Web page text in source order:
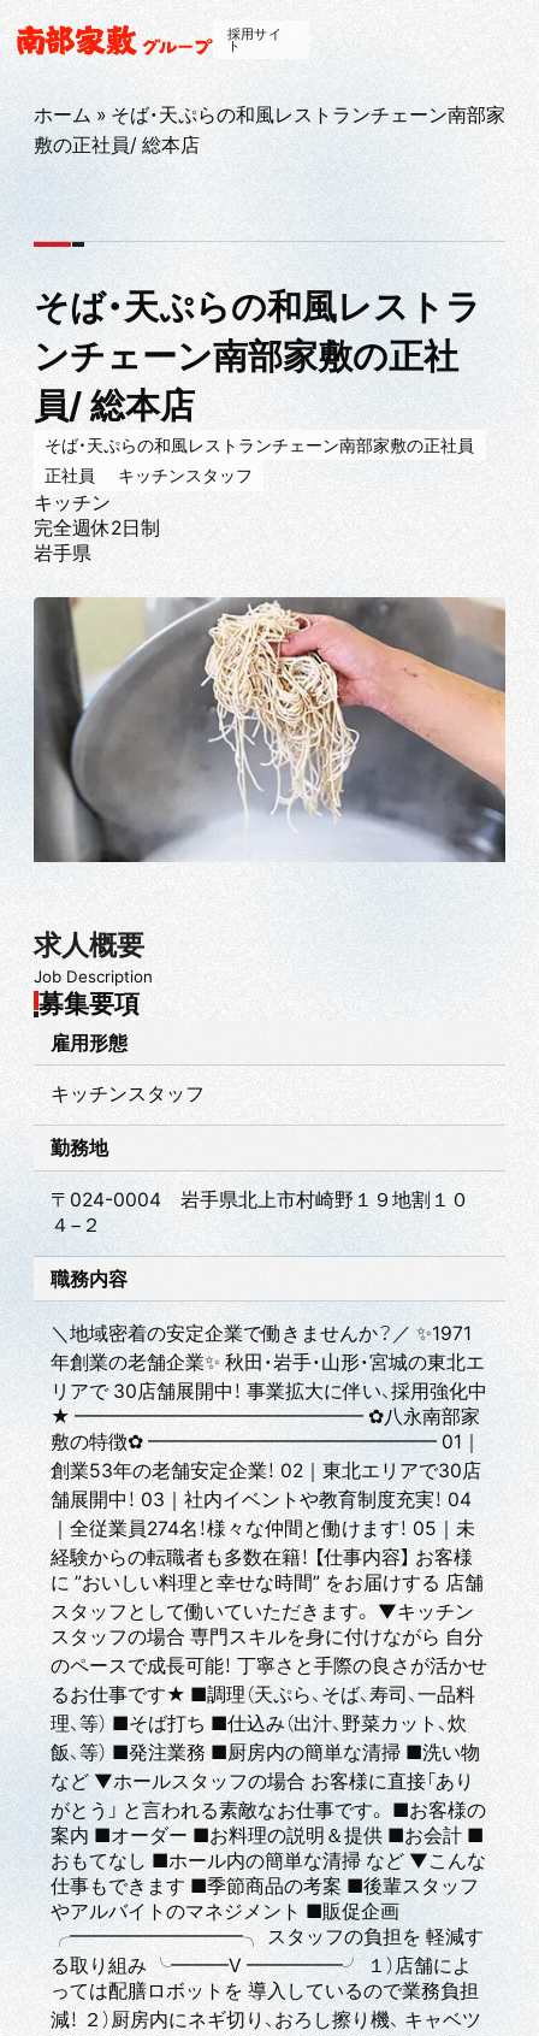
採用サイ
ト
ホーム » そば・天ぷらの和風レストランチェーン南部家
敷の正社員/ 総本店
そば・天ぷらの和風レストラ
ンチェーン南部家敷の正社
員/ 総本店
そば・天ぷらの和風レストランチェーン南部家敷の正社員
正社員
キッチンスタッフ
キッチン
完全週休2日制
岩手県
求人概要
Job Description
募集要項
雇用形態
キッチンスタッフ
勤務地
〒024-0004 岩手県北上市村崎野１９地割１０
４−２
職務内容
＼地域密着の安定企業で働きませんか？／ ✨1971
年創業の老舗企業✨ 秋田・岩手・山形・宮城の東北エ
リアで 30店舗展開中！ 事業拡大に伴い、採用強化中
★ ━━━━━━━━━━━━━━━ ✿八永南部家
敷の特徴✿ ━━━━━━━━━━━━━━━ 01｜
創業53年の老舗安定企業！ 02｜東北エリアで30店
舗展開中！ 03｜社内イベントや教育制度充実！ 04
｜全従業員274名！様々な仲間と働けます！ 05｜未
経験からの転職者も多数在籍！ 【仕事内容】 お客様
に ”おいしい料理と幸せな時間” をお届けする 店舗
スタッフとして働いていただきます。 ▼キッチン
スタッフの場合 専門スキルを身に付けながら 自分
のペースで成長可能！ 丁寧さと手際の良さが活かせ
るお仕事です★ ■調理（天ぷら、そば、寿司、一品料
理、等） ■そば打ち ■仕込み（出汁、野菜カット、炊
飯、等） ■発注業務 ■厨房内の簡単な清掃 ■洗い物
など ▼ホールスタッフの場合 お客様に直接「あり
がとう」 と言われる素敵なお仕事です。 ■お客様の
案内 ■オーダー ■お料理の説明＆提供 ■お会計 ■
おもてなし ■ホール内の簡単な清掃 など ▼こんな
仕事もできます ■季節商品の考案 ■後輩スタッフ
やアルバイトのマネジメント ■販促企画
╭━━━━━━━━━╮ スタッフの負担を 軽減す
る取り組み ╰━━━V ━━━━━╯ １）店舗によ
っては配膳ロボットを 導入しているので業務負担
減！ ２）厨房内にネギ切り、おろし擦り機、 キャベツ